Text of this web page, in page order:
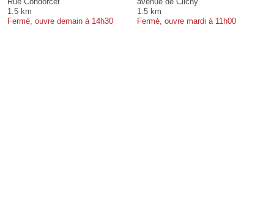
1.5 km
Fermé, ouvre demain à 14h30
1.5 km
Fermé, ouvre mardi à 11h00